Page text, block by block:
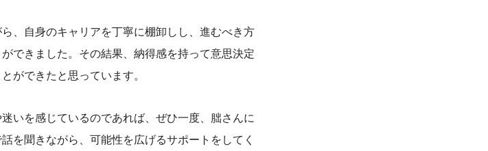
、自身のキャリアを丁寧に棚卸しし、進むべき方
できました。その結果、納得感を持って意思決定
ができたと思っています。
いを感じているのであれば、ぜひ一度、朏さんに
を聞きながら、可能性を広げるサポートをしてく